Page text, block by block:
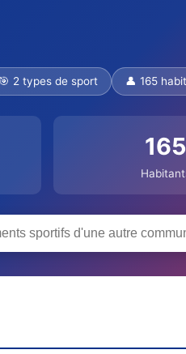
🎯 2 types de sport 👤 165
165